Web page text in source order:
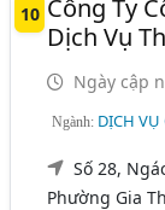
10 Công Ty
Dịch Vụ
Ngày cập
Ngành: DỊCH VỤ
Số 28,
Phường Gia